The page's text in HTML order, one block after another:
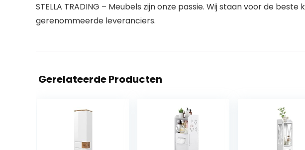
STELLA TRADING – Meubels zijn onze passie. Wij staan voor de
gerenommeerde leveranciers.
Gerelateerde Producten